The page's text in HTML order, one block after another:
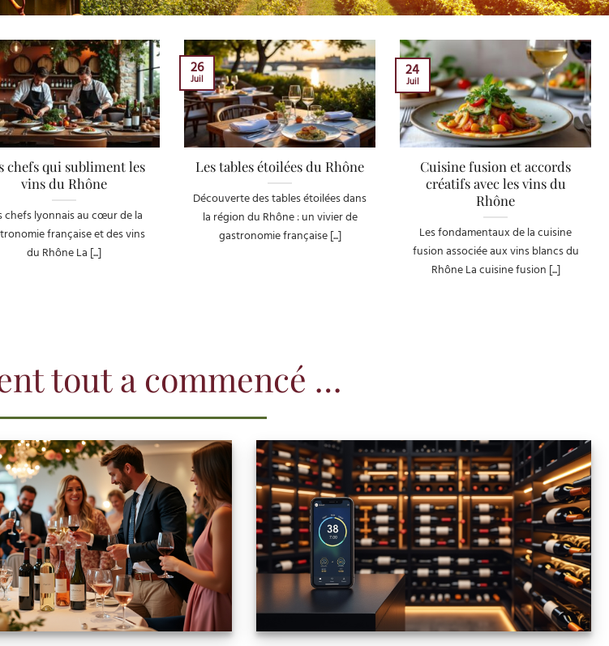
chefs qui subliment les
vins du Rhône
chefs lyonnais au cœur de la
française et des vins
du Rhône La [...]
Les tables étoilées du Rhône
Découverte des tables étoilées dans
la région du Rhône : un vivier de
gastronomie française [...]
26
Juil
Cuisine fusion et accords
créatifs avec les vins du
Rhône
Les fondamentaux de la cuisine
fusion associée aux vins blancs du
Rhône La cuisine fusion [...]
24
Juil
tout a commencé …